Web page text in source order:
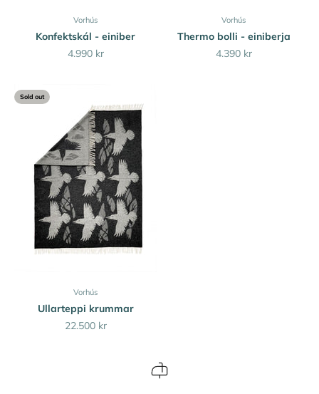
Vorhús
Konfektskál - einiber
Sale price
4.990 kr
Vorhús
Thermo bolli - einiberja
Sale price
4.390 kr
Sold out
Vorhús
Ullarteppi krummar
Sale price
22.500 kr